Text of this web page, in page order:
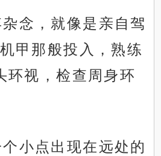
念，就像是亲自驾
甲那般投入，熟练
环视，检查周身环
小点出现在远处的